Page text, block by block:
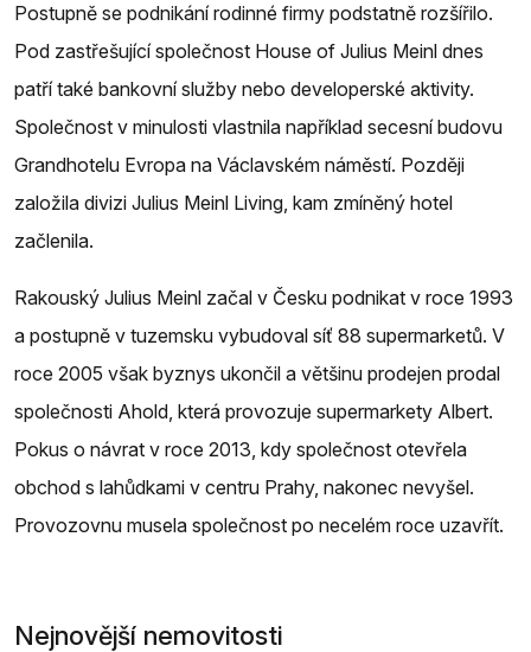
Postupně se podnikání rodinné firmy podstatně rozšířilo.
Pod zastřešující společnost House of Julius Meinl dnes
patří také bankovní služby nebo developerské aktivity.
Společnost v minulosti vlastnila například secesní budovu
Grandhotelu Evropa na Václavském náměstí. Později
založila divizi Julius Meinl Living, kam zmíněný hotel
začlenila.
Rakouský Julius Meinl začal v Česku podnikat v roce 1993
a postupně v tuzemsku vybudoval síť 88 supermarketů. V
roce 2005 však byznys ukončil a většinu prodejen prodal
společnosti Ahold, která provozuje supermarkety Albert.
Pokus o návrat v roce 2013, kdy společnost otevřela
obchod s lahůdkami v centru Prahy, nakonec nevyšel.
Provozovnu musela společnost po necelém roce uzavřít.
Nejnovější nemovitosti